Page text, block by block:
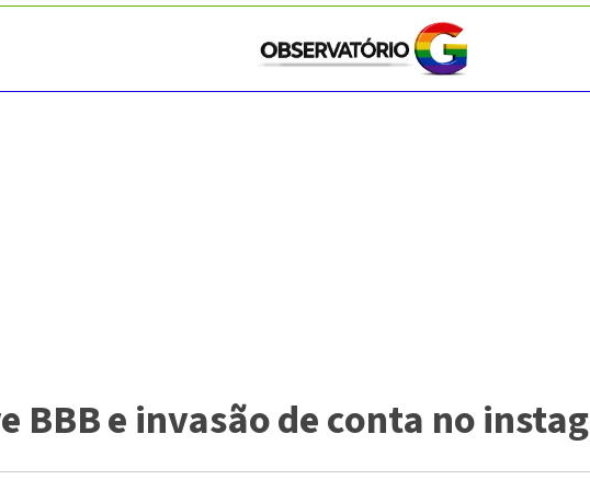
BBB e invasão de conta no